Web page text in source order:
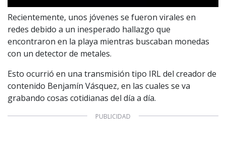
Recientemente, unos jóvenes se fueron virales en
redes debido a un inesperado hallazgo que
encontraron en la playa mientras buscaban monedas
con un detector de metales.
Esto ocurrió en una transmisión tipo IRL del creador de
contenido Benjamín Vásquez, en las cuales se va
grabando cosas cotidianas del día a día.